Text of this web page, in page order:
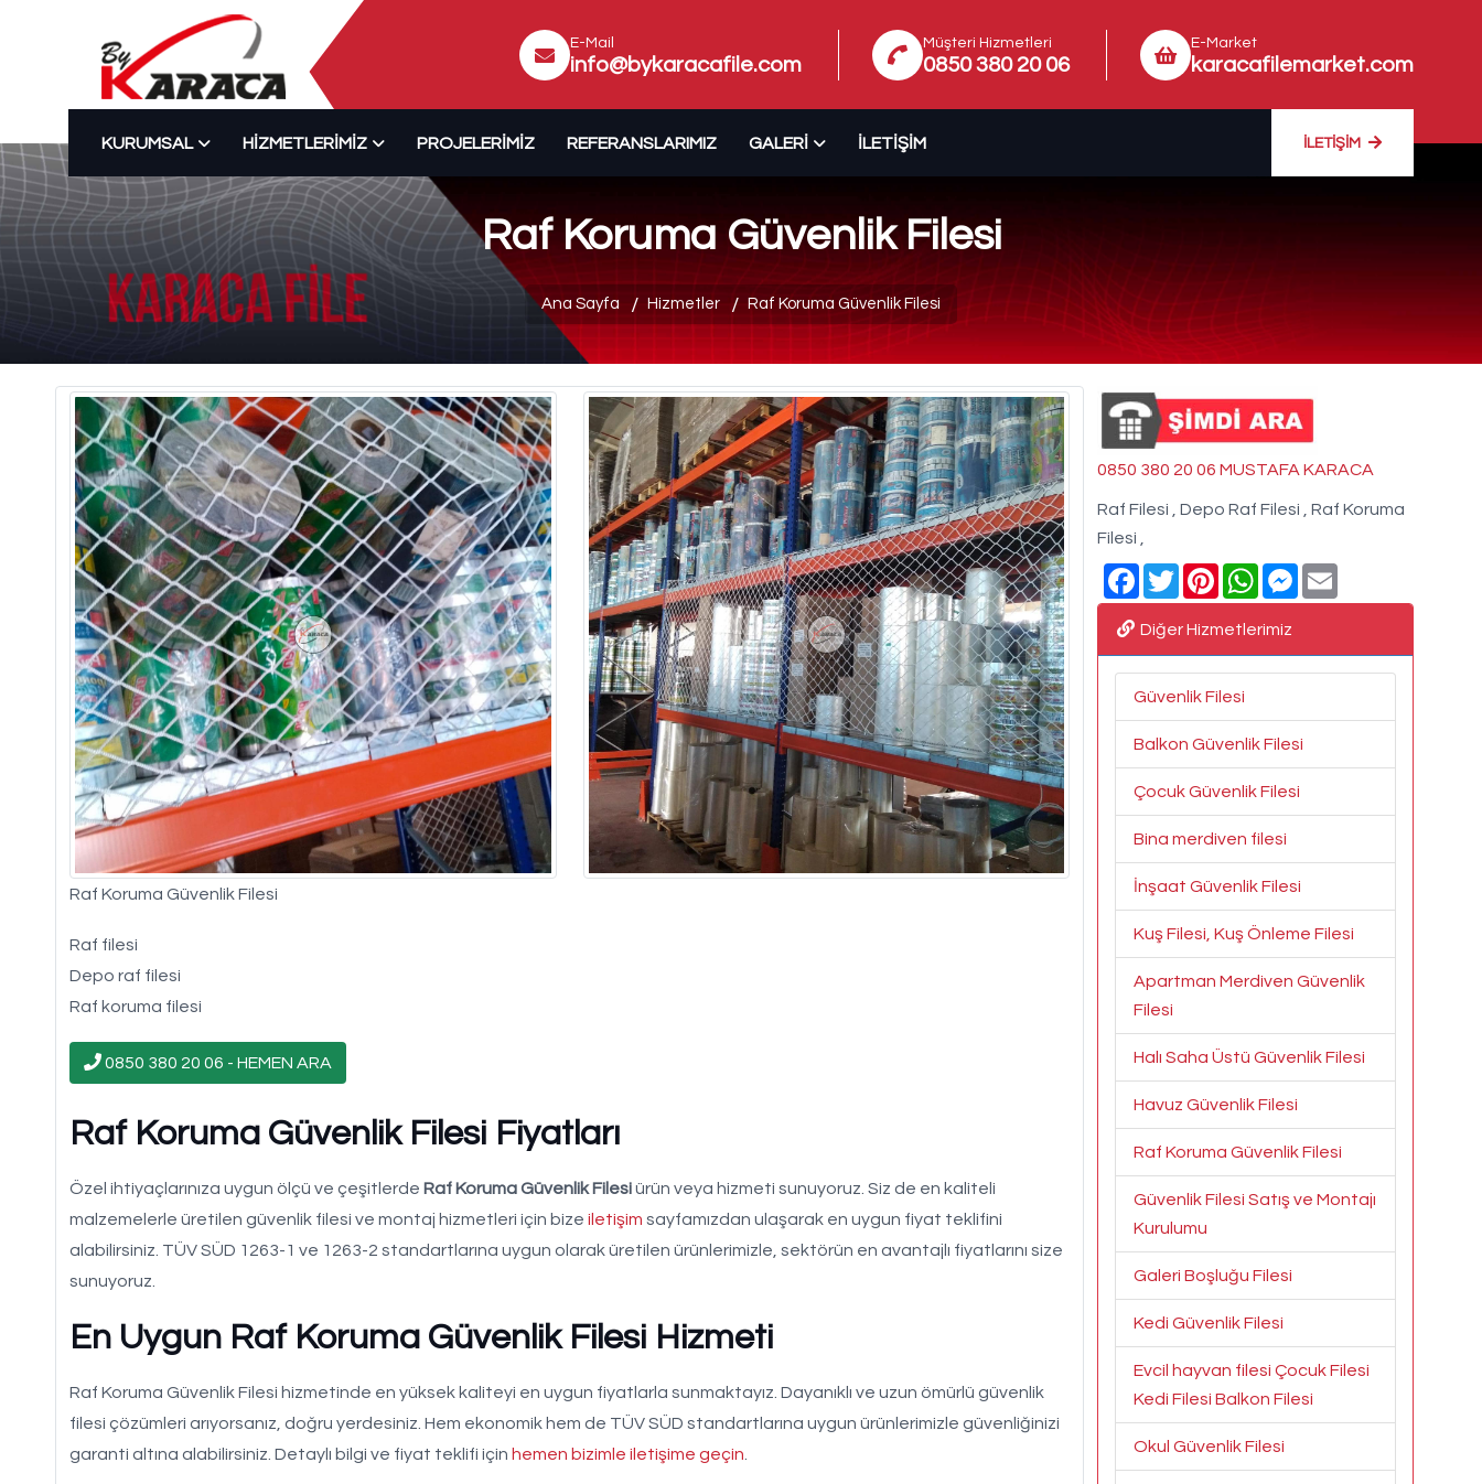
E-Mail
info@bykaracafile.com
Müşteri Hizmetleri
0850 380 20 06
E-Market
karacafilemarket.com
KURUMSAL HIZMETLERIMIZ PROJELERIMIZ REFERANSLARIMIZ GALERI İLETIŞIM İLETIŞIM
Raf Koruma Güvenlik Filesi
Ana Sayfa Hizmetler Raf Koruma Güvenlik Filesi
Raf Koruma Güvenlik Filesi
Raf filesi
Depo raf filesi
Raf koruma filesi
0850 380 20 06 - HEMEN ARA
Raf Koruma Güvenlik Filesi Fiyatları
Özel ihtiyaçlarınıza uygun ölçü ve çeşitlerde Raf Koruma Güvenlik Filesiürün veya hizmeti sunuyoruz. Siz de en kaliteli
malzemelerle üretilen güvenlik filesi ve montaj hizmetleri için bize iletişim sayfamızdan ulaşarak en uygun fiyat teklifini
alabilirsiniz. TÜV SÜD 1263-1 ve 1263-2 standartlarına uygun olarak üretilen ürünlerimizle, sektörün en avantajlı fiyatlarını size
sunuyoruz.
En Uygun Raf Koruma Güvenlik Filesi Hizmeti
Raf Koruma Güvenlik Filesi hizmetinde en yüksek kaliteyi en uygun fiyatlarla sunmaktayız. Dayanıklı ve uzun ömürlü güvenlik
filesi çözümleri arıyorsanız, doğru yerdesiniz. Hem ekonomik hem de TÜV SÜD standartlarına uygun ürünlerimizle güvenliğinizi
garanti altına alabilirsiniz. Detaylı bilgi ve fiyat teklifi için hemen bizimle iletişime geçin
0850 380 20 06 MUSTAFA KARACA
Raf Filesi , Depo Raf Filesi , Raf Koruma
Filesi ,
Facebook
TwitterPinterestWhatsAppMessenger
Diğer Hizmetlerimiz
Güvenlik Filesi
Balkon Güvenlik Filesi
Çocuk Güvenlik Filesi
Bina merdiven filesi
İnşaat Güvenlik Filesi
Kuş Filesi, Kuş Önleme Filesi
Apartman Merdiven Güvenlik
Filesi
Halı Saha Üstü Güvenlik Filesi
Havuz Güvenlik Filesi
Raf Koruma Güvenlik Filesi
Güvenlik Filesi Satış ve Montajı
Kurulumu
Galeri Boşluğu Filesi
Kedi Güvenlik Filesi
Evcil hayvan filesi Çocuk Filesi
Kedi Filesi Balkon Filesi
Okul Güvenlik Filesi